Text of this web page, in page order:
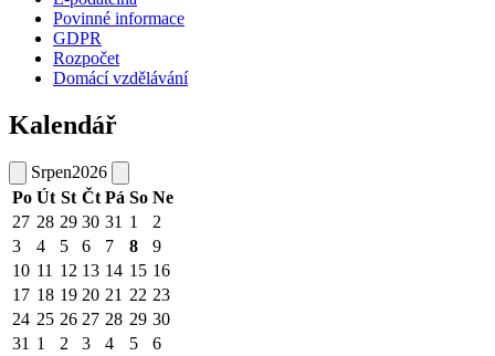
Povinné informace
GDPR
Rozpočet
Domácí vzdělávání
Kalendář
Srpen2026
Po Út St Čt Pá So Ne
27 28 29 30 31 1
2
3
4 5 6 7 8
9
10 11 12 13 14 15 16
17 18 19 20 21 22 23
24 25 26 27 28 29 30
31 1 2 3 4 5 6